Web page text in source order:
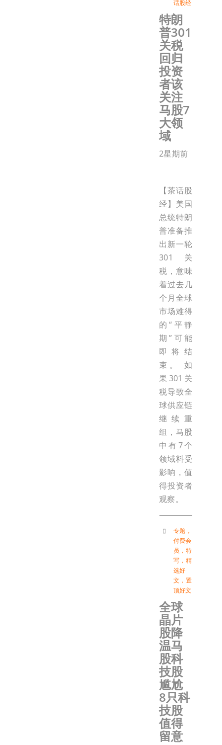
话股经
特朗
普301
关税
回归
投资
者该
关注
马股7
大领
域
2星期前
【茶话股
经】美国
总统特朗
普准备推
出新一轮
301关
税，意味
着过去几
个月全球
市场难得
的“平静
期”可能
即将结
束。 如
果301关
税导致全
球供应链
继续重
组，马股
中有7个
领域料受
影响，值
得投资者
观察。
专题 ，
付费会
员 ， 特
写 ， 精
选好
文 ， 置
顶好文
全球
晶片
股降
温马
股科
技股
尴尬
8只科
技股
值得
留意